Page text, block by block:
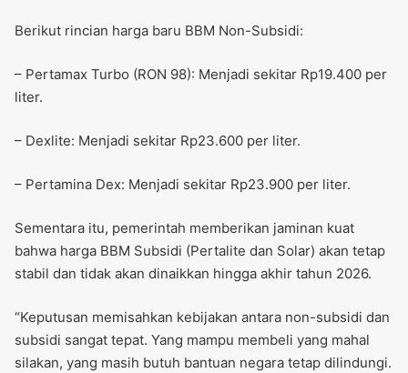
Berikut rincian harga baru BBM Non-Subsidi:
– Pertamax Turbo (RON 98): Menjadi sekitar Rp19.400 per
liter.
– Dexlite: Menjadi sekitar Rp23.600 per liter.
– Pertamina Dex: Menjadi sekitar Rp23.900 per liter.
Sementara itu, pemerintah memberikan jaminan kuat
bahwa harga BBM Subsidi (Pertalite dan Solar) akan tetap
stabil dan tidak akan dinaikkan hingga akhir tahun 2026.
“Keputusan memisahkan kebijakan antara non-subsidi dan
subsidi sangat tepat. Yang mampu membeli yang mahal
silakan, yang masih butuh bantuan negara tetap dilindungi.